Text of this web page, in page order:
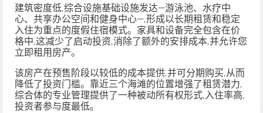
建筑密度低,综合设施基础设施发达—游泳池、水疗中
心、共享办公空间和健身中心—,形成以长期租赁和稳定
入住为重点的度假住宿模式。 家具和设备完全包含在价
格中,这减少了启动投资,消除了额外的安排成本,并允许您
立即租用房产。
该房产在预售阶段以较低的成本提供,并可分期购买,从而
降低了投资门槛。靠近三个海滩的位置增强了租赁潜力,
综合体的专业管理提供了一种被动所有权形式,入住率高,
投资者参与度最低。